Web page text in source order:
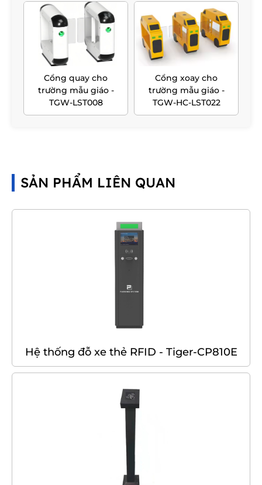
Cổng quay cho
trường mẫu giáo -
TGW-LST008
Cổng xoay cho
trường mẫu giáo -
TGW-HC-LST022
SẢN PHẨM LIÊN QUAN
Hệ thống đỗ xe thẻ RFID - Tiger-CP810E